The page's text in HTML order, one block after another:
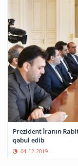
Prezident İranın
qəbul edib
04-12-2019